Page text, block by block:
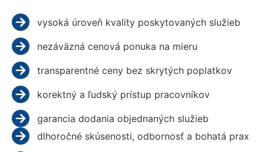
vysoká úroveň kvality poskytovaných služieb
nezáväzná cenová ponuka na mieru
transparentné ceny bez skrytých poplatkov
korektný a ľudský prístup pracovníkov
garancia dodania objednaných služieb
dlhoročné skúsenosti, odbornosť a bohatá prax